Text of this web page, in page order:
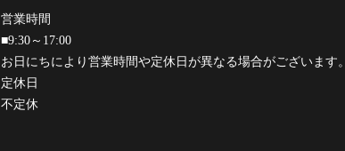
営業時間
■9:30～17:00
お日にちにより営業時間や定休日が異なる場合がございます。
定休日
不定休